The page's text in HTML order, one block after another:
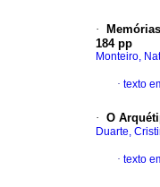
·
184 pp
Monteiro,
· texto
· O
Duarte,
· texto